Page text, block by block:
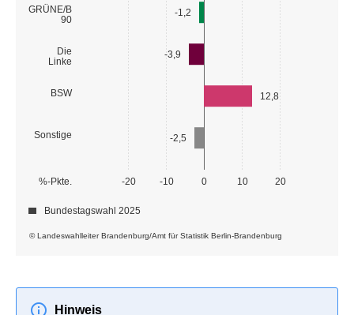
GRÜNE/B
90
Die
Linke
BSW
Sonstige
-20 -10 0 10 20
%-Pkte.
-1,2
-3,9
12,8
-2,5
© Landeswahlleiter Brandenburg/Amt für Statistik Berlin-Brandenburg
Bundestagswahl 2025
Hinweis